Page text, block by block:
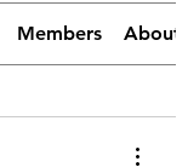
Members About